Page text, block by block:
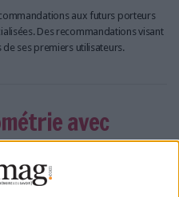
aux futurs porteurs
Des recommandations visant
ses premiers utilisateurs.
avec